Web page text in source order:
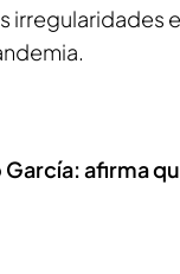
irregularidades
afirma